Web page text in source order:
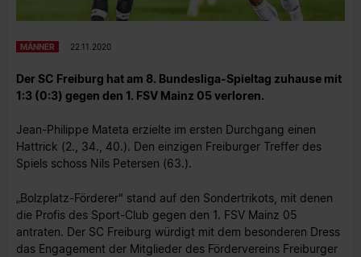
MÄNNER 22.11.2020
Der SC Freiburg hat am 8. Bundesliga-Spieltag zuhause mit
1:3 (0:3) gegen den 1. FSV Mainz 05 verloren.
Jean-Philippe Mateta erzielte im ersten Durchgang einen
Hattrick (2., 34., 40.). Den einzigen Freiburger Treffer des
Spiels schoss Nils Petersen (63.).
„Bolzplatz-Förderer" stand auf den Sondertrikots, mit denen
die Profis des Sport-Club gegen den 1. FSV Mainz 05
antraten. Der SC Freiburg würdigt mit dem besonderen Dress
das Engagement der Mitglieder des Fördervereins Freiburger